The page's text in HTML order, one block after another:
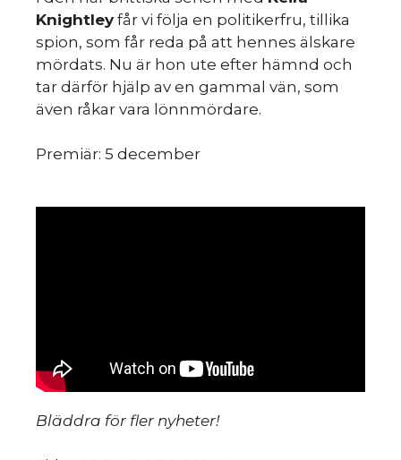
Knightley får vi följa en politikerfru, tillika
spion, som får reda på att hennes älskare
mördats. Nu är hon ute efter hämnd och
tar därför hjälp av en gammal vän, som
även råkar vara lönnmördare.
Premiär: 5 december
Bläddra för fler nyheter!